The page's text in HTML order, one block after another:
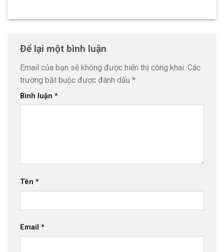
Để lại một bình luận
Email của bạn sẽ không được hiển thị công khai. Các
trường bắt buộc được đánh dấu *
Bình luận *
Tên *
Email *